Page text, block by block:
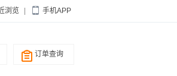
浏览 手机APP
订单查询